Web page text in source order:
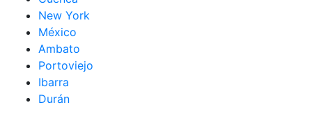
New York
México
Ambato
Portoviejo
Ibarra
Durán